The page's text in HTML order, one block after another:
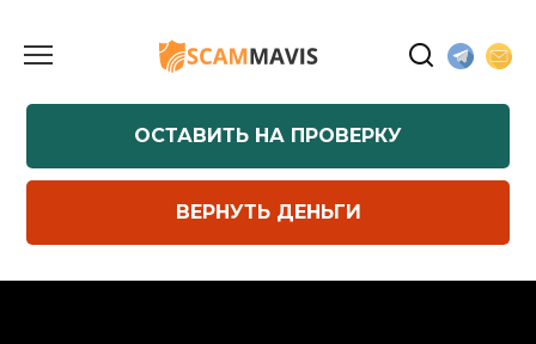
содержанию
ОСТАВИТЬ НА ПРОВЕРКУ
ВЕРНУТЬ ДЕНЬГИ